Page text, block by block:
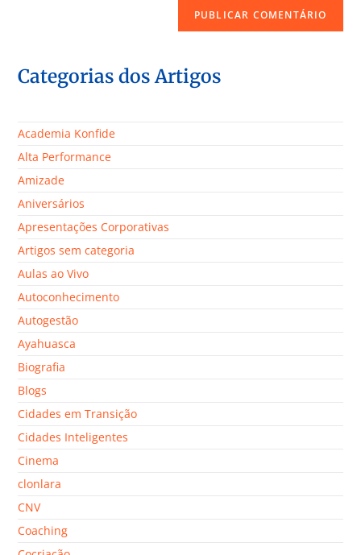
Categorias dos Artigos
Academia Konfide
Alta Performance
Amizade
Aniversários
Apresentações Corporativas
Artigos sem categoria
Aulas ao Vivo
Autoconhecimento
Autogestão
Ayahuasca
Biografia
Blogs
Cidades em Transição
Cidades Inteligentes
Cinema
clonlara
CNV
Coaching